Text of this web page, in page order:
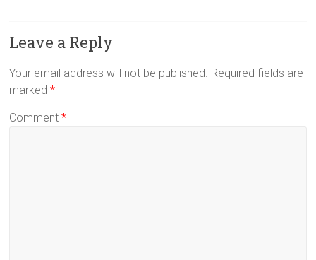
Leave a Reply
Your email address will not be published. Required fields are
marked*
Comment*